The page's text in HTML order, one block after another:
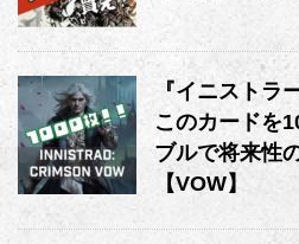
『イニストラ
このカードを
ブルで将来性
【VOW】